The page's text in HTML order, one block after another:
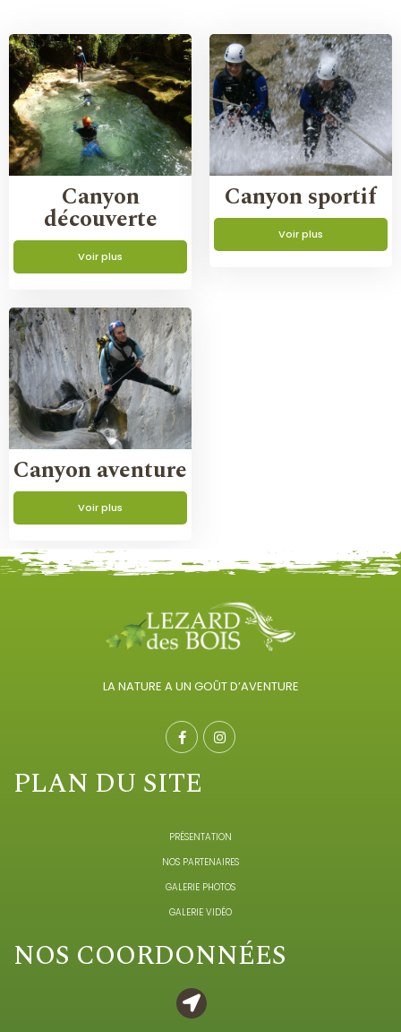
Canyon
découverte
Voir plus
Canyon sportif
Voir plus
Canyon aventure
Voir plus
LA NATURE A UN GOÛT D’AVENTURE
PLAN DU SITE
PRÉSENTATION
NOS PARTENAIRES
GALERIE PHOTOS
GALERIE VIDÉO
NOS COORDONNÉES